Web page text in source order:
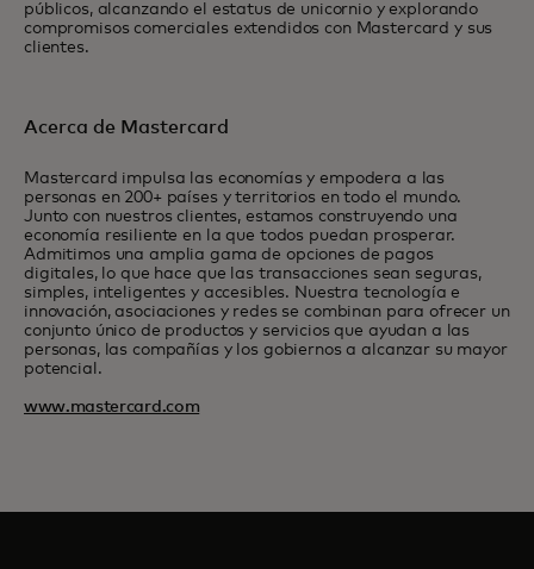
públicos, alcanzando el estatus de unicornio y explorando
compromisos comerciales extendidos con Mastercard y sus
clientes.
Acerca de Mastercard
Mastercard impulsa las economías y empodera a las
personas en 200+ países y territorios en todo el mundo.
Junto con nuestros clientes, estamos construyendo una
economía resiliente en la que todos puedan prosperar.
Admitimos una amplia gama de opciones de pagos
digitales, lo que hace que las transacciones sean seguras,
simples, inteligentes y accesibles. Nuestra tecnología e
innovación, asociaciones y redes se combinan para ofrecer un
conjunto único de productos y servicios que ayudan a las
personas, las compañías y los gobiernos a alcanzar su mayor
potencial.
www.mastercard.com